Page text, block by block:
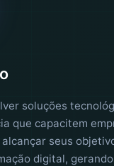
soluções
que capacitem
seus
digital,